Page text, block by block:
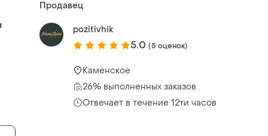
Продавец
pozitivhik
5.0 (5 оценок)
Каменское
26% выполненных заказов
Отвечает в течение 12ти часов